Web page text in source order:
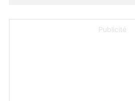
Publicité